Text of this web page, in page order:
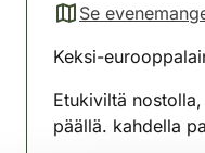
Se
(avautuu uuteen
Keksi-
Etukiviltä
päällä. kahdella